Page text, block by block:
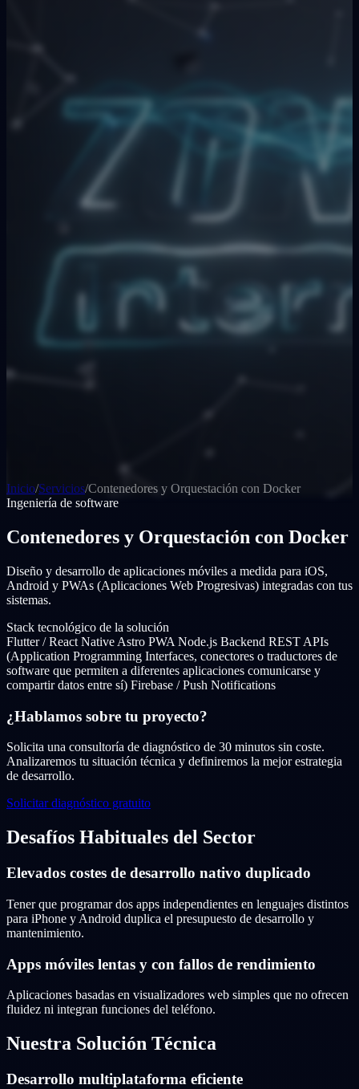
Inicio/Servicios/Contenedores y Orquestación con Docker
Ingeniería de software
Contenedores y Orquestación con Docker
Diseño y desarrollo de aplicaciones móviles a medida para iOS,
Android y PWAs (Aplicaciones Web Progresivas) integradas con tus
sistemas.
Stack tecnológico de la solución
Flutter / React Native Astro PWA Node.js Backend REST APIs
(Application Programming Interfaces, conectores o traductores de
software que permiten a diferentes aplicaciones comunicarse y
compartir datos entre sí) Firebase / Push Notifications
¿Hablamos sobre tu proyecto?
Solicita una consultoría de diagnóstico de 30 minutos sin coste.
Analizaremos tu situación técnica y definiremos la mejor estrategia
de desarrollo.
Solicitar diagnóstico gratuito
Desafíos Habituales del Sector
Elevados costes de desarrollo nativo duplicado
Tener que programar dos apps independientes en lenguajes distintos
para iPhone y Android duplica el presupuesto de desarrollo y
mantenimiento.
Apps móviles lentas y con fallos de rendimiento
Aplicaciones basadas en visualizadores web simples que no ofrecen
fluidez ni integran funciones del teléfono.
Nuestra Solución Técnica
Desarrollo multiplataforma eficiente